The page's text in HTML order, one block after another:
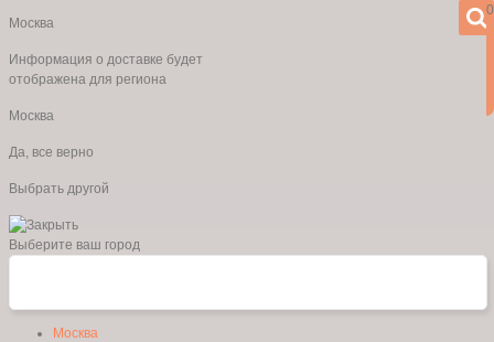
Москва
Информация о доставке будет
отображена для региона
Москва
Да, все верно
Выбрать другой
Выберите ваш город
Москва
0